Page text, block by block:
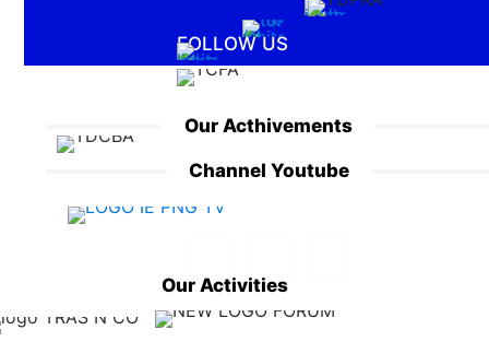
FOLLOW US
Our Acthivements
Channel Youtube
Our Activities